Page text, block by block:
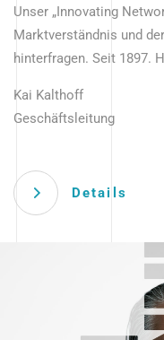
Unser „Innovating
Marktverständnis und
hinterfragen. Seit 1897.
Kai Kalthoff
Geschäftsleitung
Details